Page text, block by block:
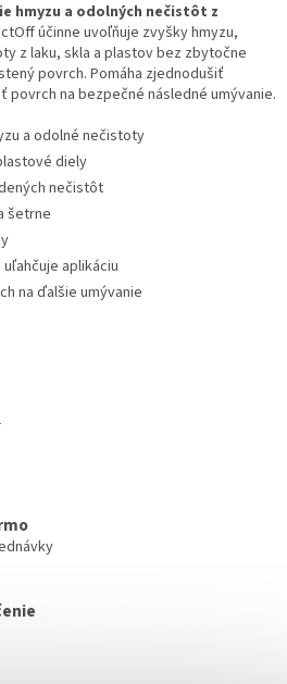
hmyzu a odolných nečistôt z
účinne uvoľňuje zvyšky hmyzu,
z laku, skla a plastov bez zbytočne
povrch. Pomáha zjednodušiť
na bezpečné následné umývanie.
a odolné nečistoty
diely
nečistôt
šetrne
aplikáciu
na ďalšie umývanie